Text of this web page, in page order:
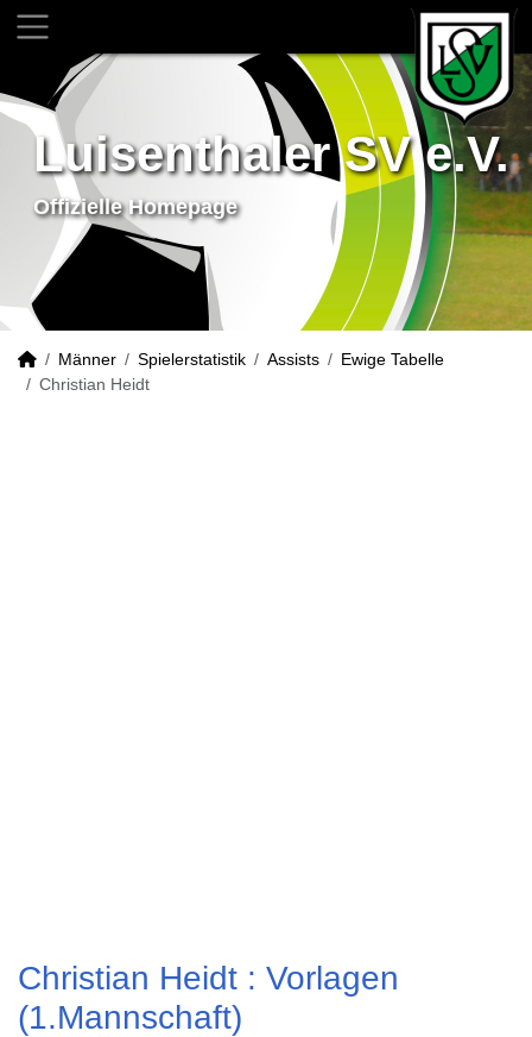
Luisenthaler SV e.V.
Offizielle Homepage
Männer Spielerstatistik Assists
Ewige Tabelle
Christian Heidt
Christian Heidt : Vorlagen
(1.Mannschaft)